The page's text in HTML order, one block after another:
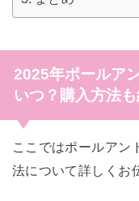
2025年ポールア
いつ？購入方法も
ここではポールアン
法について詳しくお